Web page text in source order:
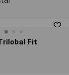
Fit